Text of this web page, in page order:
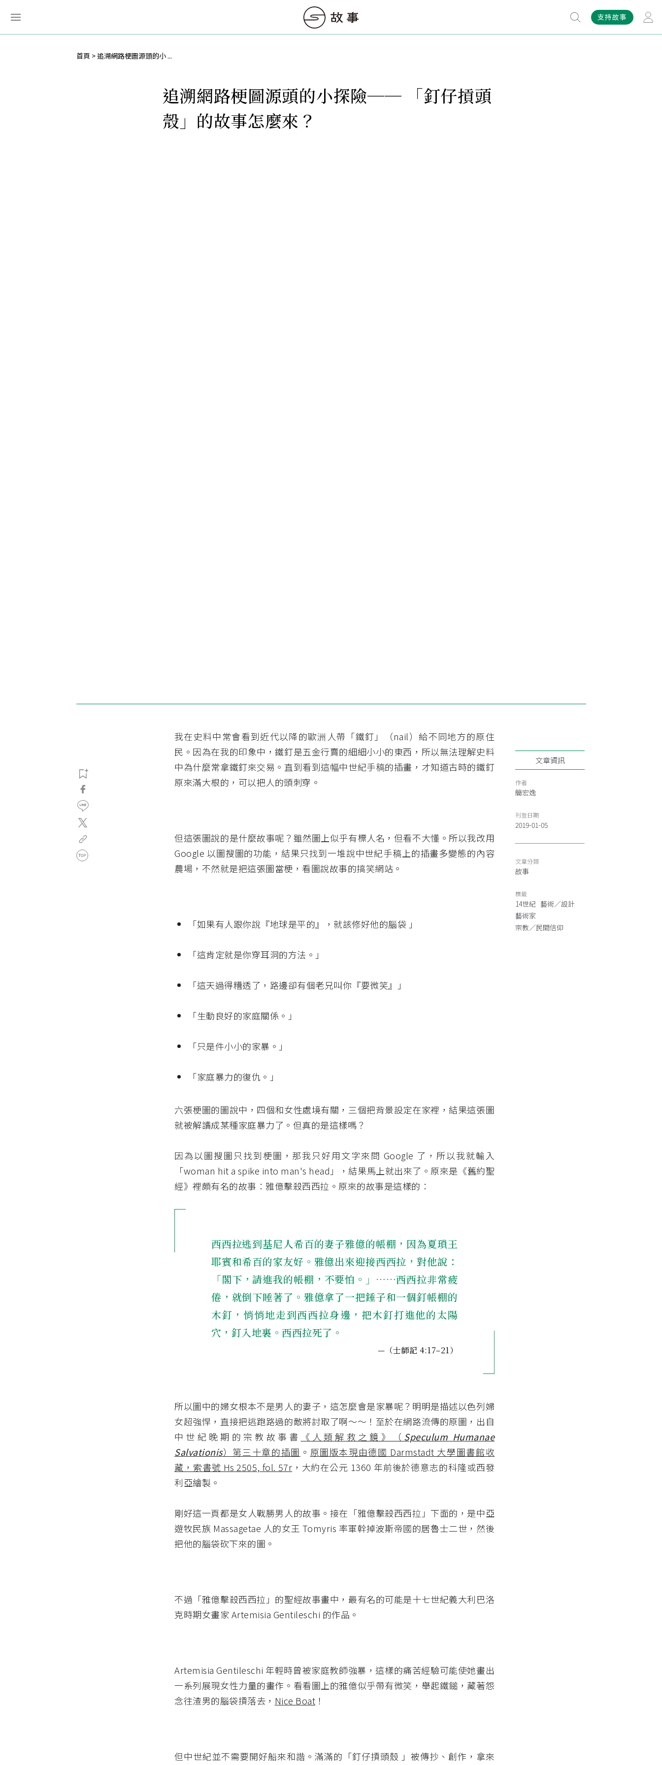
支持故事
首頁 追溯網路梗圖源頭的小 ...
追溯網路梗圖源頭的小探險── 「釘仔摃頭
殼」的故事怎麼來？
我在史料中常會看到近代以降的歐洲人帶「鐵釘」（nail）給不同地方的原住
民。因為在我的印象中，鐵釘是五金行賣的細細小小的東西，所以無法理解史料
中為什麼常拿鐵釘來交易。直到看到這幅中世紀手稿的插畫，才知道古時的鐵釘
原來滿大根的，可以把人的頭刺穿。
但這張圖說的是什麼故事呢？雖然圖上似乎有標人名，但看不大懂。所以我改用
Google 以圖搜圖的功能，結果只找到一堆說中世紀手稿上的插畫多變態的內容
農場，不然就是把這張圖當梗，看圖說故事的搞笑網站。
「如果有人跟你說『地球是平的』，就該修好他的腦袋 」
「這肯定就是你穿耳洞的方法。」
「這天過得糟透了，路邊卻有個老兄叫你『要微笑』」
「生動良好的家庭關係。」
「只是件小小的家暴。」
「家庭暴力的復仇。」
六張梗圖的圖說中，四個和女性處境有關，三個把背景設定在家裡，結果這張圖
就被解讀成某種家庭暴力了。但真的是這樣嗎？
因為以圖搜圖只找到梗圖，那我只好用文字來問 Google 了，所以我就輸入
「woman hit a spike into man's head」，結果馬上就出來了。原來是《舊約聖
經》裡頗有名的故事：雅億擊殺西西拉。原來的故事是這樣的：
西西拉逃到基尼人希百的妻子雅億的帳棚，因為夏瑣王
耶賓和希百的家友好。雅億出來迎接西西拉，對他說：
「閣下，請進我的帳棚，不要怕。」⋯⋯西西拉非常疲
倦，就倒下睡著了。雅億拿了一把錘子和一個釘帳棚的
木釘，悄悄地走到西西拉身邊，把木釘打進他的太陽
穴，釘入地裏。西西拉死了。
—（士師記 4:17–21）
所以圖中的婦女根本不是男人的妻子，這怎麼會是家暴呢？明明是描述以色列婦
女超強悍，直接把逃跑路過的敵將討取了啊～～！至於在網路流傳的原圖，出自
中世紀晚期的宗教故事書 《人類解救之鏡》（ Speculum Humanae
Salvationis）第三十章的插圖 。 原圖版本現由德國 Darmstadt 大學圖書館收
藏，索書號 Hs 2505, fol. 57r ，大約在公元 1360 年前後於德意志的科隆或西發
利亞繪製。
剛好這一頁都是女人戰勝男人的故事。接在「雅億擊殺西西拉」下面的，是中亞
遊牧民族 Massagetae 人的女王 Tomyris 率軍幹掉波斯帝國的居魯士二世，然後
把他的腦袋砍下來的圖。
不過「雅億擊殺西西拉」的聖經故事畫中，最有名的可能是十七世紀義大利巴洛
克時期女畫家 Artemisia Gentileschi 的作品。
Artemisia Gentileschi 年輕時曾被家庭教師強暴，這樣的痛苦經驗可能使她畫出
一系列展現女性力量的畫作。看看圖上的雅億似乎帶有微笑，舉起鐵鎚，藏著怨
念往渣男的腦袋摃落去， Nice Boat ！
但中世紀並不需要開好船來和諧。滿滿的「釘仔摃頭殼 」被傳抄、創作，拿來
文章資訊
作者
簡宏逸
刊登日期
2019-01-05
文章分類
故事
標籤
14世紀 藝術／設計
藝術家
宗教／民間信仰